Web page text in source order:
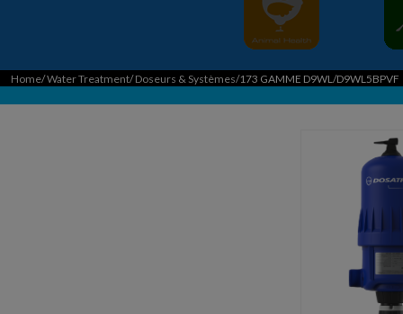
Home/Water Treatment/Doseurs & Systèmes/173 GAMME D9WL/D9WL5BPVF